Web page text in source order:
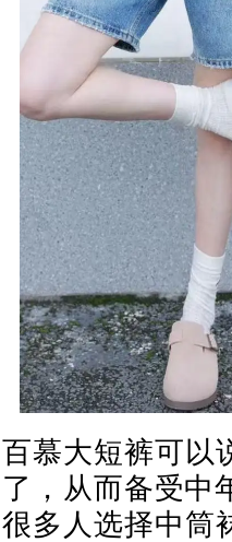
百慕大短裤可以
了，从而备受中
很多人选择中筒